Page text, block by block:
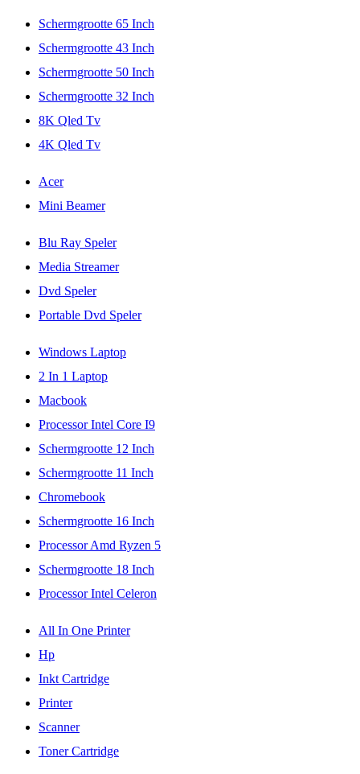
Schermgrootte 65 Inch
Schermgrootte 43 Inch
Schermgrootte 50 Inch
Schermgrootte 32 Inch
8K Qled Tv
4K Qled Tv
Acer
Mini Beamer
Blu Ray Speler
Media Streamer
Dvd Speler
Portable Dvd Speler
Windows Laptop
2 In 1 Laptop
Macbook
Processor Intel Core I9
Schermgrootte 12 Inch
Schermgrootte 11 Inch
Chromebook
Schermgrootte 16 Inch
Processor Amd Ryzen 5
Schermgrootte 18 Inch
Processor Intel Celeron
All In One Printer
Hp
Inkt Cartridge
Printer
Scanner
Toner Cartridge